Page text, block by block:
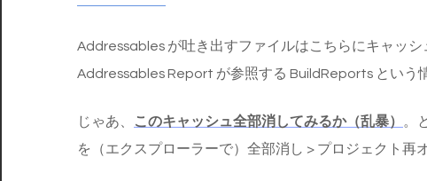
Addressables が吐き出すファイルはこちらにキャッシ
Addressables Report が参照する BuildReports という
じゃあ、 このキャッシュ全部消してみるか（乱暴）
。
を（エクスプローラーで）全部消し > プロジェクト再